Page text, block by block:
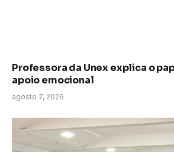
Professora da Unex explica o
apoio emocional
agosto 7, 2026